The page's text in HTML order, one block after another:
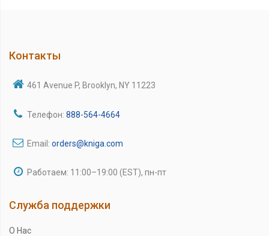
Контакты
461 Avenue P, Brooklyn, NY 11223
Телефон: 888-564-4664
Email: orders@kniga.com
Работаем: 11:00–19:00 (EST), пн-пт
Служба поддержки
О Нас